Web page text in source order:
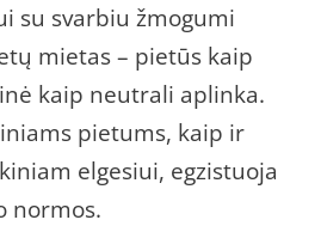
su svarbiu žmogumi
mietas – pietūs kaip
kaip neutrali aplinka.
pietums, kaip ir
elgesiui, egzistuoja
normos.